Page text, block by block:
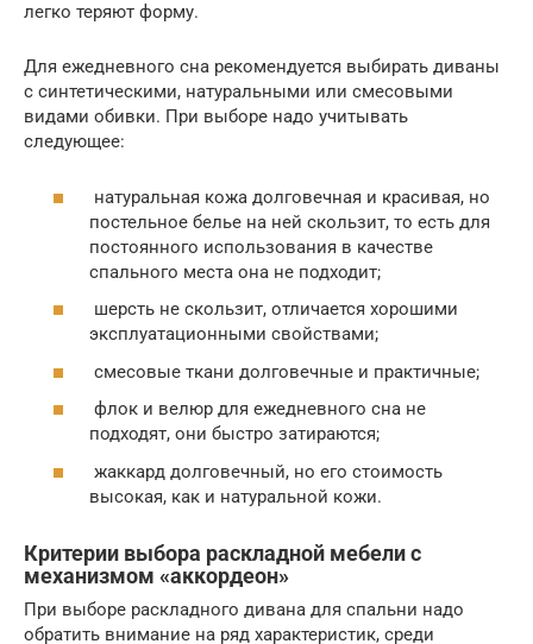
легко теряют форму.
Для ежедневного сна рекомендуется выбирать диваны
с синтетическими, натуральными или смесовыми
видами обивки. При выборе надо учитывать
следующее:
натуральная кожа долговечная и красивая, но
постельное белье на ней скользит, то есть для
постоянного использования в качестве
спального места она не подходит;
шерсть не скользит, отличается хорошими
эксплуатационными свойствами;
смесовые ткани долговечные и практичные;
флок и велюр для ежедневного сна не
подходят, они быстро затираются;
жаккард долговечный, но его стоимость
высокая, как и натуральной кожи.
Критерии выбора раскладной мебели с
механизмом «аккордеон»
При выборе раскладного дивана для спальни надо
обратить внимание на ряд характеристик, среди